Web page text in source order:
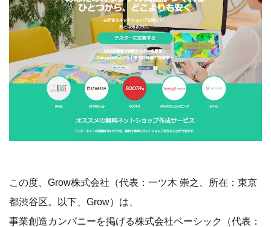
この度、Grow株式会社（代表：一ツ木 崇之、所在：東京
都渋谷区。以下、Grow）は、
事業創造カンパニーを掲げる株式会社ベーシック（代表：